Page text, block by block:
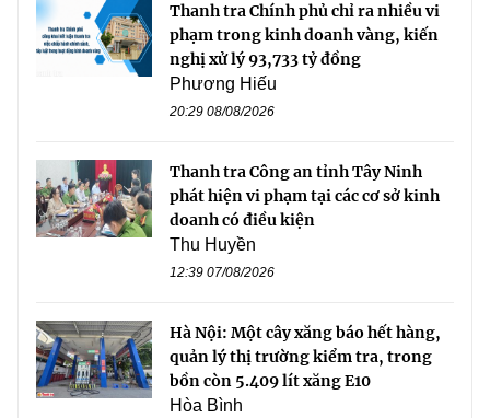
Thanh tra Chính phủ chỉ ra nhiều vi
phạm trong kinh doanh vàng, kiến
nghị xử lý 93,733 tỷ đồng
Phương Hiếu
20:29 08/08/2026
Thanh tra Công an tỉnh Tây Ninh
phát hiện vi phạm tại các cơ sở kinh
doanh có điều kiện
Thu Huyền
12:39 07/08/2026
Hà Nội: Một cây xăng báo hết hàng,
quản lý thị trường kiểm tra, trong
bồn còn 5.409 lít xăng E10
Hòa Bình